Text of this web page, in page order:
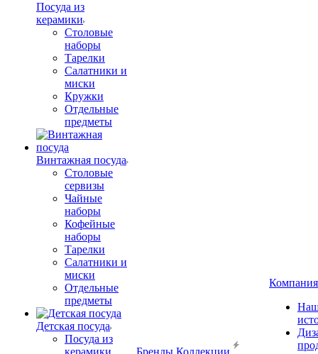
Посуда из
керамики
Столовые
наборы
Тарелки
Салатники и
миски
Кружки
Отдельные
предметы
Винтажная посуда
Столовые
сервизы
Чайные
наборы
Кофейные
наборы
Тарелки
Салатники и
миски
Отдельные
предметы
Детская посуда
Посуда из
керамики
Бренды Коллекции
Компания